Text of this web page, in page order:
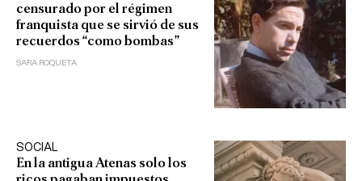
censurado por el régimen
franquista que se sirvió de sus
recuerdos “como bombas”
SARA ROQUETA
SOCIAL
En la antigua Atenas solo los